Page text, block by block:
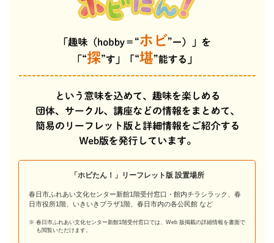
「ホビたん！」リーフレット版 設置場所
春日市ふれあい文化センター新館1階受付窓口・館内チラシラック、春
日市役所1階、いきいきプラザ1階、春日市内の各公民館 など
春日市ふれあい文化センター新館1階受付窓口では、Web 版掲載の詳細情報を書面で
も 閲覧いただけます。